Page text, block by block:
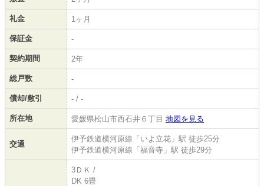
礼金 1ヶ月
保証金 -
契約期間 2年
総戸数 -
償却/敷引 - / -
所在地 愛媛県松山市西石井６丁目 地図を見る
交通
伊予鉄道横河原線「いよ立花」駅 徒歩25分
伊予鉄道横河原線「福音寺」駅 徒歩29分
3ＤＫ /
DK 6畳